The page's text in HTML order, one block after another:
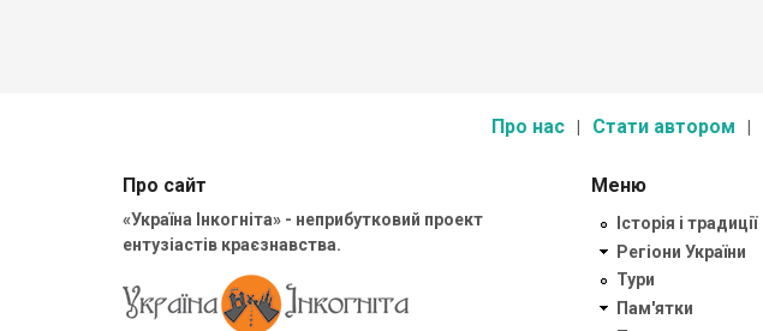
Про нас Стати автором
Про сайт
«Україна Інкогніта» - неприбутковий проект
ентузіастів краєзнавства.
Меню
Історія і традиції
Регіони України
Тури
Пам'ятки